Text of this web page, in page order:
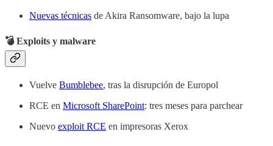
Nuevas técnicas de Akira Ransomware, bajo la lupa
💣 Exploits y malware
Vuelve Bumblebee, tras la disrupción de Europol
RCE en Microsoft SharePoint: tres meses para parchear
Nuevo exploit RCE en impresoras Xerox